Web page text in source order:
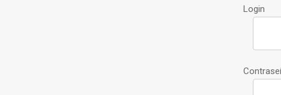
Login